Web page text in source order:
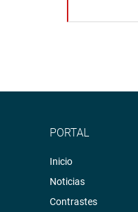
PORTAL
Inicio
Noticias
Contrastes